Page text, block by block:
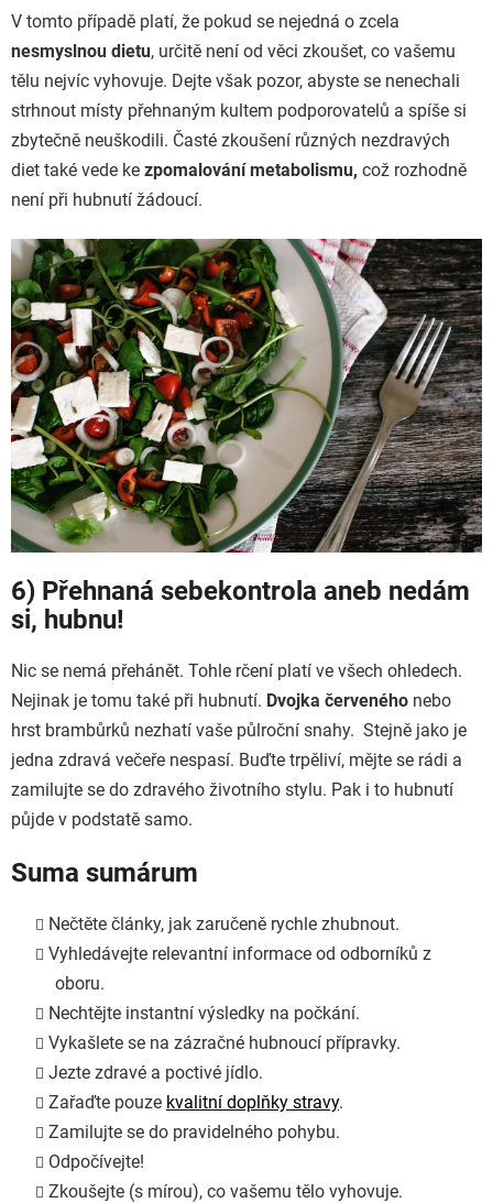
V tomto případě platí, že pokud se nejedná o zcela
nesmyslnou dietu, určitě není od věci zkoušet, co vašemu
tělu nejvíc vyhovuje. Dejte však pozor, abyste se nenechali
strhnout místy přehnaným kultem podporovatelů a spíše si
zbytečně neuškodili. Časté zkoušení různých nezdravých
diet také vede ke zpomalování metabolismu, což rozhodně
není při hubnutí žádoucí.
6) Přehnaná sebekontrola aneb nedám
si, hubnu!
Nic se nemá přehánět. Tohle rčení platí ve všech ohledech.
Nejinak je tomu také při hubnutí. Dvojka červeného nebo
hrst brambůrků nezhatí vaše půlroční snahy. Stejně jako je
jedna zdravá večeře nespasí. Buďte trpěliví, mějte se rádi a
zamilujte se do zdravého životního stylu. Pak i to hubnutí
půjde v podstatě samo.
Suma sumárum
Nečtěte články, jak zaručeně rychle zhubnout.
Vyhledávejte relevantní informace od odborníků z
oboru.
Nechtějte instantní výsledky na počkání.
Vykašlete se na zázračné hubnoucí přípravky.
Jezte zdravé a poctivé jídlo.
Zařaďte pouze kvalitní doplňky stravy.
Zamilujte se do pravidelného pohybu.
Odpočívejte!
Zkoušejte (s mírou), co vašemu tělo vyhovuje.